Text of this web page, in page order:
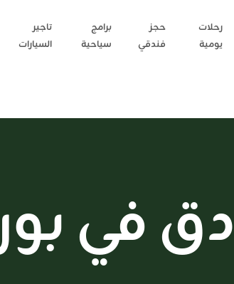
رحلات
يومية
حجز
فندقي
برامج
سياحية
تاجير
السيارات
في